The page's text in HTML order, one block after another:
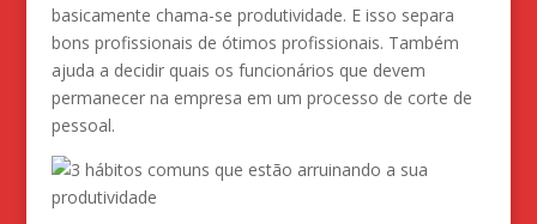
basicamente chama-se produtividade. E isso separa
bons profissionais de ótimos profissionais. Também
ajuda a decidir quais os funcionários que devem
permanecer na empresa em um processo de corte de
pessoal.